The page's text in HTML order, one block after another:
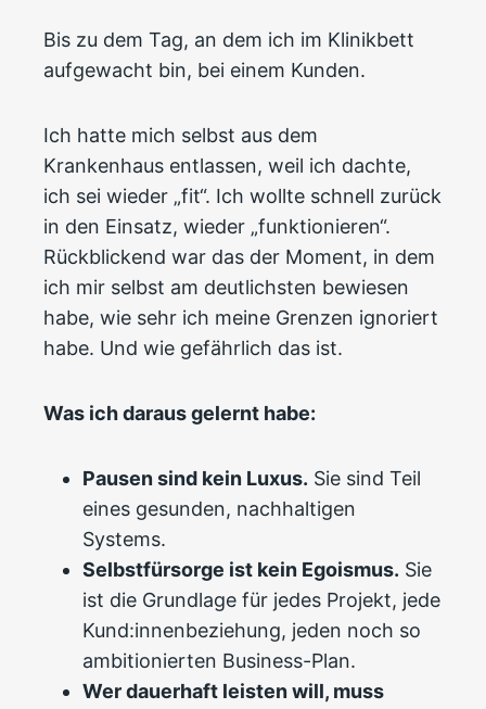
Bis zu dem Tag, an dem ich im Klinikbett
aufgewacht bin, bei einem Kunden.
Ich hatte mich selbst aus dem
Krankenhaus entlassen, weil ich dachte,
ich sei wieder „fit“. Ich wollte schnell zurück
in den Einsatz, wieder „funktionieren“.
Rückblickend war das der Moment, in dem
ich mir selbst am deutlichsten bewiesen
habe, wie sehr ich meine Grenzen ignoriert
habe. Und wie gefährlich das ist.
Was ich daraus gelernt habe:
Pausen sind kein Luxus. Sie sind Teil
eines gesunden, nachhaltigen
Systems.
Selbstfürsorge ist kein Egoismus. Sie
ist die Grundlage für jedes Projekt, jede
Kund:innenbeziehung, jeden noch so
ambitionierten Business-Plan.
Wer dauerhaft leisten will, muss